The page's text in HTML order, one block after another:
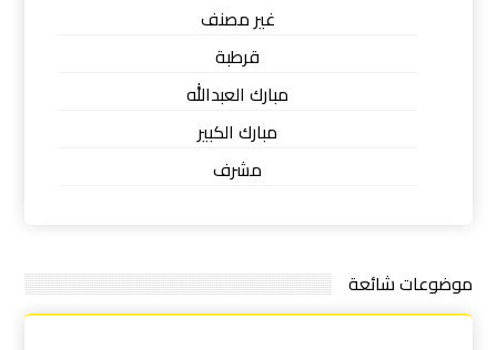
غير مصنف
قرطبة
مبارك العبدالله
مبارك الكبير
مشرف
موضوعات شائعة